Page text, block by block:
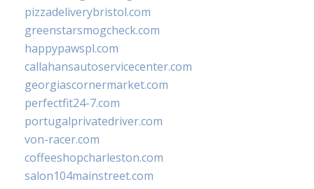
pizzadeliverybristol.com
greenstarsmogcheck.com
happypawspl.com
callahansautoservicecenter.com
georgiascornermarket.com
perfectfit24-7.com
portugalprivatedriver.com
von-racer.com
coffeeshopcharleston.com
salon104mainstreet.com